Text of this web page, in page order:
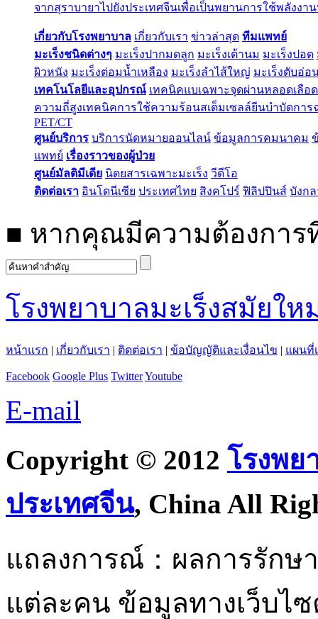
จากสุราบายาไปยังประเทศจีนเพื่อเป็นพยานการใช้พลังงา
เกี่ยวกับโรงพยาบาล เกี่ยวกับเรา ข่าวล่าสุด ทีมแพทย์
มะเร็งชนิดต่างๆ มะเร็งปากมดลูก มะเร็งเต้านม มะเร็งปอด
ผิวหนัง มะเร็งต่อมน้ำเหลือง มะเร็งลำไส้ใหญ่ มะเร็งตับอ่อ
เทคโนโลยีและอุปกรณ์ เทคนิคแบเฉพาะจุดผ่านหลอดเลือด
ความถี่สูงเทคนิคการใช้ความร้อนสเต็มเซลล์ยีนบำบัดการ
PET/CT
ศูนย์บริการ บริการนัดหมายออนไลน์ ข้อมูลการคมนาคม
แพทย์ เรื่องราวของผู้ป่วย
ศูนย์มัลติมีเดีย นิตยสารเฉพาะมะเร็ง วีดีโอ
ติดต่อเรา อินโดนีเซีย ประเทศไทย สิงคโปร์ ฟิลิปปินส์ บังกล
■ หากคุณมีความต้องการ
โรงพยาบาลมะเร็งสมัยใ
หน้าแรก | เกี่ยวกับเรา | ติดต่อเรา | ข้อบัญญัติและเงื่อนไข | แผนที่
Facebook Google Plus TwitterYoutube
E-mail
Copyright © 2012 โรงพย
ประเทศจีน, China All
แถลงการณ์：ผลการรักษ
แต่ละคน ข้อมูลทางเว็บไ